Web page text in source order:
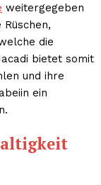
weitergegeben
die
bietet somit
und ihre
ein